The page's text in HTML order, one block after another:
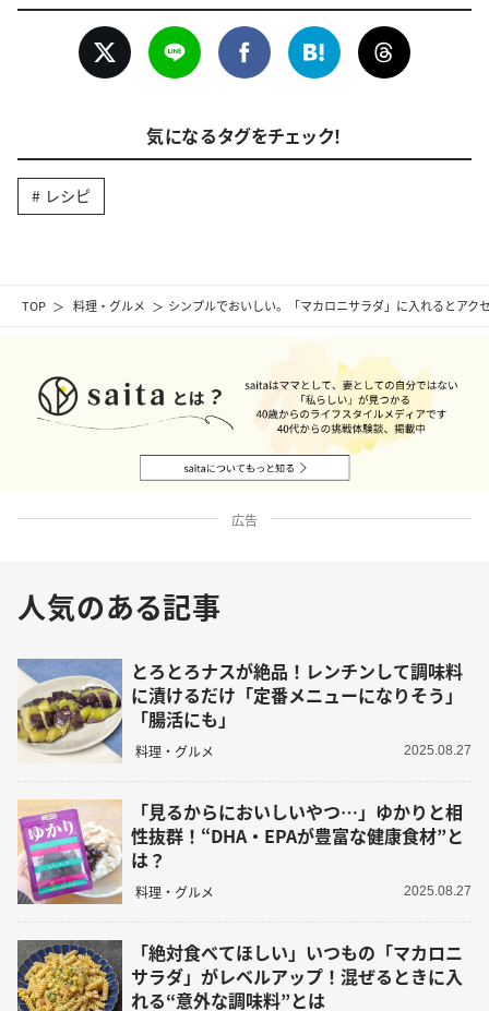
TOP 料理・グルメ シンプルでおいしい。「マカロニサラダ」に入れるとアク
気になるタグをチェック！
レシピ
広告
人気のある記事
とろとろナスが絶品！レンチンして調味料
に漬けるだけ「定番メニューになりそう」
「腸活にも」
料理・グルメ 2025.08.27
「見るからにおいしいやつ…」ゆかりと相
性抜群！“DHA・EPAが豊富な健康食材”と
は？
料理・グルメ 2025.08.27
「絶対食べてほしい」いつもの「マカロニ
サラダ」がレベルアップ！混ぜるときに入
れる“意外な調味料”とは